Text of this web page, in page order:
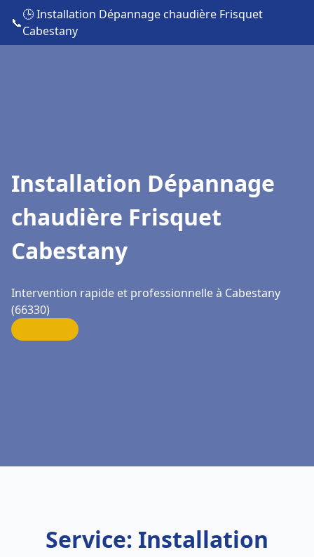
📞
🕒 Installation Dépannage chaudière Frisquet
Cabestany
Installation Dépannage
chaudière Frisquet
Cabestany
Intervention rapide et professionnelle à Cabestany
(66330)
Service: Installation